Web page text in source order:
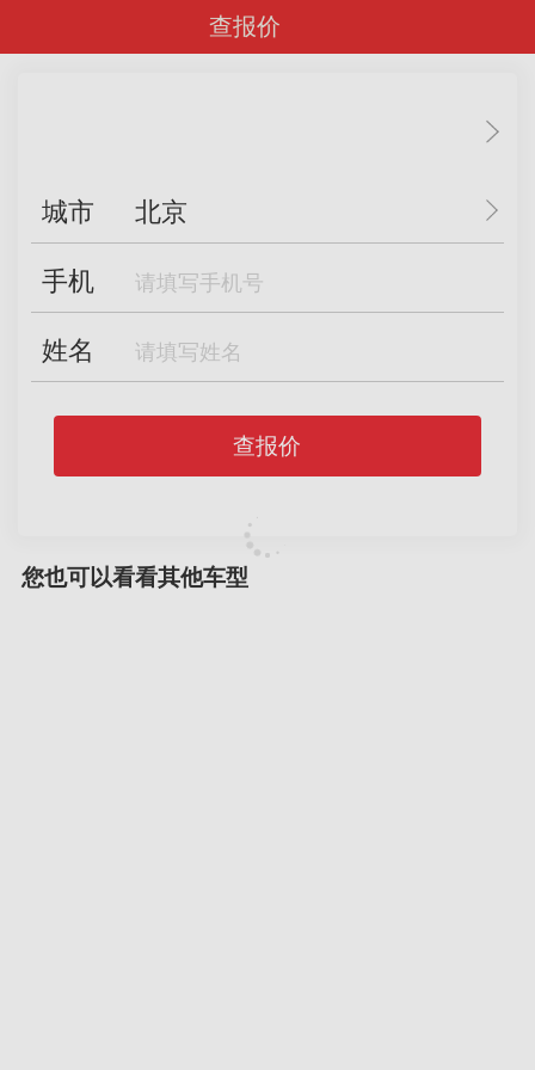
查报价
城市 北京
手机
姓名
查报价
您也可以看看其他车型